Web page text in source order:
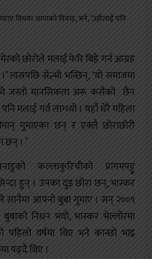
छोरोले मलाई फेरि बिहे गर्न आग्रह
त्यसपछि सेल्भी भन्छिन्, ‘यो समाजमा
जस्तो मानसिकता अरू कसैको छैन
पनि मलाई गर्व लाग्थ्यो । यहाँ धेरै महिला
गुमाएका छन् र एक्लै छोराछोरी
। ’
कल्लाकुरिचीको प्रांगमपट्टु
हुन् । उनका दुइ छोरा छन्, भास्कर
सानैमा आफ्नो बुबा गुमाए । सन् २००९
निधन भयो, भास्कर भेल्लोरमा
पहिलो वर्षमा थिए भने कान्छो भाइ
पढ्दै थिए ।